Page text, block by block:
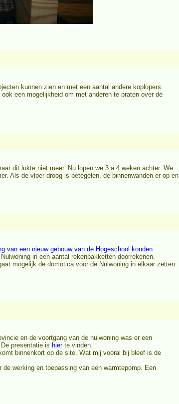
kunnen zien en met een aantal andere koplopers
een mogelijkheid om met anderen te praten over de
dit lukte niet meer. Nu lopen we 3 a 4 weken achter. We
Als de vloer droog is betegelen, de binnenwanden er op en
van een nieuw gebouw van de Hogeschool konden
in een aantal rekenpakketten doorrekenen.
mogelijk de domotica voor de Nulwoning in elkaar zetten
en de voortgang van de nulwoning was er een
presentatie is hierte vinden.
binnenkort op de site. Wat mij vooral bij bleef is de
werking en toepassing van een warmtepomp. Een